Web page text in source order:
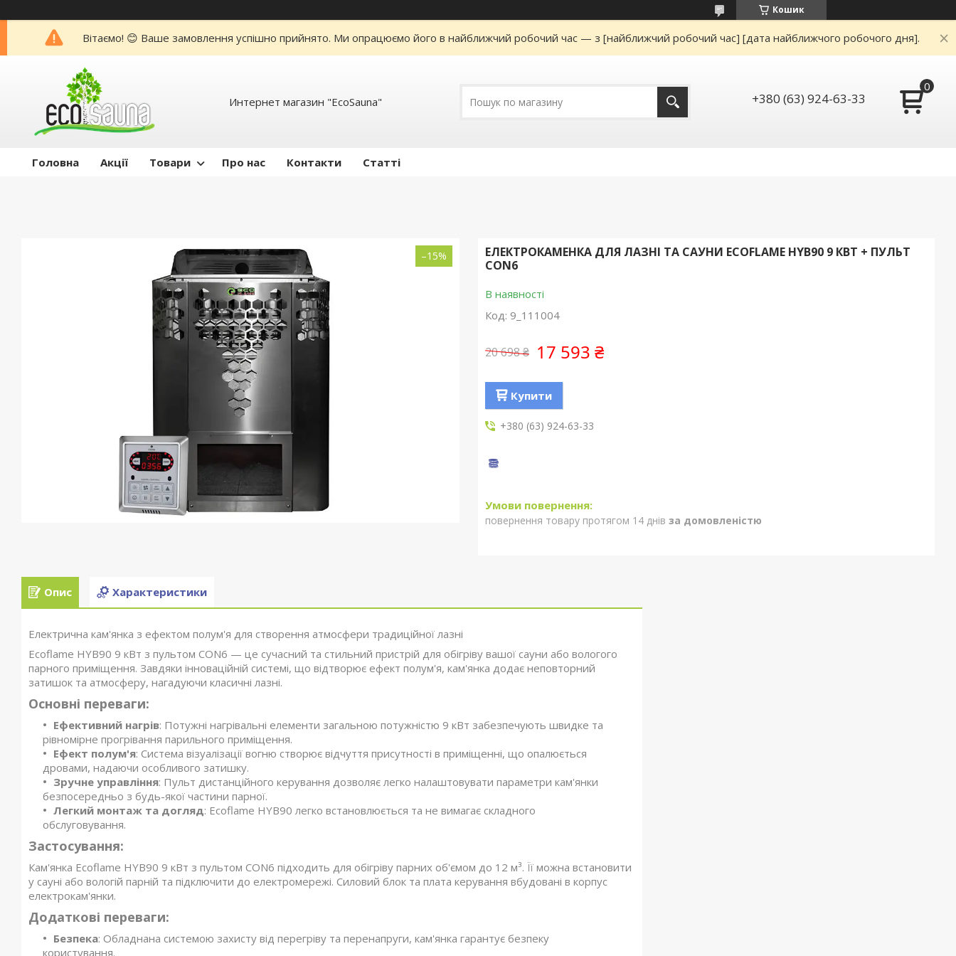
Кошик
Вітаємо! 😊 Ваше замовлення успішно прийнято. Ми опрацюємо його в найближчий робочий час — з [найближчий робочий час] [дата найближчого робочого дня].
Интернет магазин "EcoSauna" +380 (63) 924-63-33
Головна Акції Товари Про нас Контакти Статті
–15%
ЕЛЕКТРОКАМЕНКА ДЛЯ ЛАЗНІ ТА САУНИ ECOFLAME HYB90 9 КВТ + ПУЛЬТ
CON6
В наявності
Код: 9_111004
20 698 ₴ 17 593 ₴
Купити
+380 (63) 924-63-33
повернення товару протягом 14 днів за домовленістю
Опис Характеристики
Електрична кам'янка з ефектом полум'я для створення атмосфери традиційної лазні
Ecoflame HYB90 9 кВт з пультом CON6 — це сучасний та стильний пристрій для обігріву вашої сауни або вологого
парного приміщення. Завдяки інноваційній системі, що відтворює ефект полум'я, кам'янка додає неповторний
затишок та атмосферу, нагадуючи класичні лазні.
Основні переваги:
Ефективний нагрів: Потужні нагрівальні елементи загальною потужністю 9 кВт забезпечують швидке та
рівномірне прогрівання парильного приміщення.
Ефект полум'я: Система візуалізації вогню створює відчуття присутності в приміщенні, що опалюється
дровами, надаючи особливого затишку.
Зручне управління: Пульт дистанційного керування дозволяє легко налаштовувати параметри кам'янки
безпосередньо з будь-якої частини парної.
Легкий монтаж та догляд: Ecoflame HYB90 легко встановлюється та не вимагає складного
обслуговування.
Застосування:
Кам'янка Ecoflame HYB90 9 кВт з пультом CON6 підходить для обігріву парних об'ємом до 12 м³. Її можна встановити
у сауні або вологій парній та підключити до електромережі. Силовий блок та плата керування вбудовані в корпус
електрокам'янки.
Додаткові переваги:
Безпека: Обладнана системою захисту від перегріву та перенапруги, кам'янка гарантує безпеку
користування.